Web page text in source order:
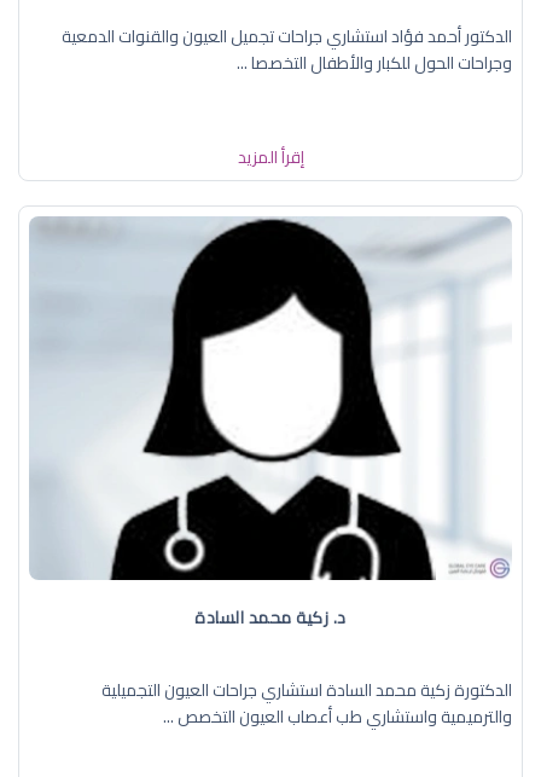
الدكتور أحمد فؤاد استشاري جراحات تجميل العيون والقنوات الدمعية
وجراحات الحول للكبار والأطفال التخصصا ...
إقرأ المزيد
د. زكية محمد السادة
الدكتورة زكية محمد السادة استشاري جراحات العيون التجميلية
والترميمية واستشاري طب أعصاب العيون التخصص ...